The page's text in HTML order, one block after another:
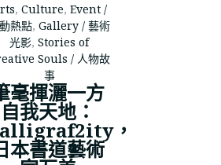
, Culture, Event /
熱點,Gallery / 藝術
光影,Stories of
Souls / 人物故
事
毫揮灑一方
自我天地：
，
本書道藝術
商務合作，請 email 至
THEPOLYSH.COM